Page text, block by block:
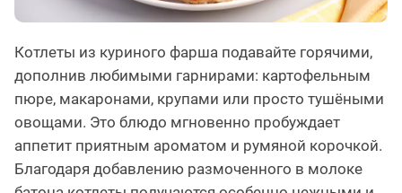
Котлеты из куриного фарша подавайте горячими,
дополнив любимыми гарнирами: картофельным
пюре, макаронами, крупами или просто тушёными
овощами. Это блюдо мгновенно пробуждает
аппетит приятным ароматом и румяной корочкой.
Благодаря добавлению размоченного в молоке